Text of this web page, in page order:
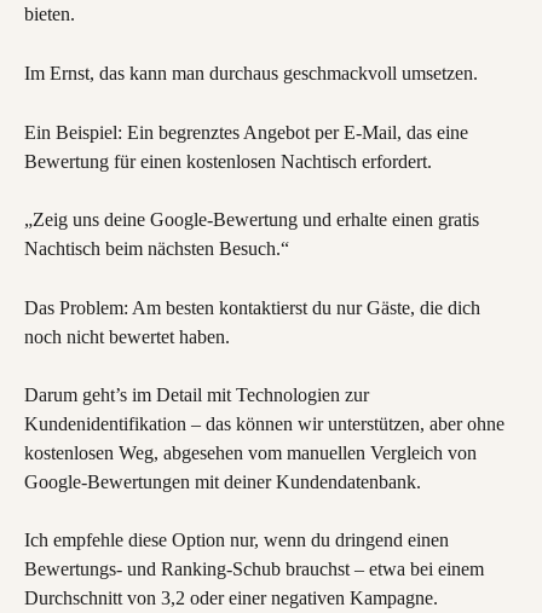
bieten.
Im Ernst, das kann man durchaus geschmackvoll umsetzen.
Ein Beispiel: Ein begrenztes Angebot per E-Mail, das eine
Bewertung für einen kostenlosen Nachtisch erfordert.
„Zeig uns deine Google-Bewertung und erhalte einen gratis
Nachtisch beim nächsten Besuch.“
Das Problem: Am besten kontaktierst du nur Gäste, die dich
noch nicht bewertet haben.
Darum geht’s im Detail mit Technologien zur
Kundenidentifikation – das können wir unterstützen, aber ohne
kostenlosen Weg, abgesehen vom manuellen Vergleich von
Google-Bewertungen mit deiner Kundendatenbank.
Ich empfehle diese Option nur, wenn du dringend einen
Bewertungs- und Ranking-Schub brauchst – etwa bei einem
Durchschnitt von 3,2 oder einer negativen Kampagne.